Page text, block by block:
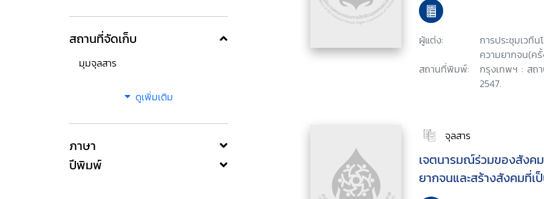
สถานที่จัดเก็บ
มุมจุลสาร
ดูเพิ่มเติม
ภาษา
ปีพิมพ์
ผู้แต่ง:
การประชุมเวทีน
ความยากจน(ค
สถานที่พิมพ์:
กรุงเทพฯ : ส
2547.
จุลสาร
เจตนารมณ์ร่วมของสังคม
ยากจนและสร้างสังคมที่เ